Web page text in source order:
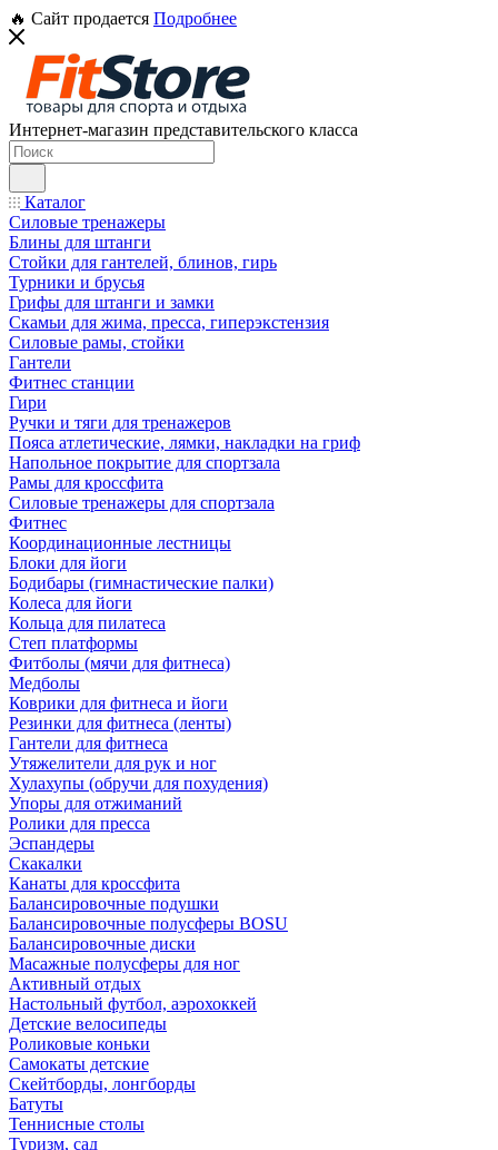
🔥 Сайт продается Подробнее
Интернет-магазин представительского класса
Каталог
Силовые тренажеры
Блины для штанги
Стойки для гантелей, блинов, гирь
Турники и брусья
Грифы для штанги и замки
Скамьи для жима, пресса, гиперэкстензия
Силовые рамы, стойки
Гантели
Фитнес станции
Гири
Ручки и тяги для тренажеров
Пояса атлетические, лямки, накладки на гриф
Напольное покрытие для спортзала
Рамы для кроссфита
Силовые тренажеры для спортзала
Фитнес
Координационные лестницы
Блоки для йоги
Бодибары (гимнастические палки)
Колеса для йоги
Кольца для пилатеса
Степ платформы
Фитболы (мячи для фитнеса)
Медболы
Коврики для фитнеса и йоги
Резинки для фитнеса (ленты)
Гантели для фитнеса
Утяжелители для рук и ног
Хулахупы (обручи для похудения)
Упоры для отжиманий
Ролики для пресса
Эспандеры
Скакалки
Канаты для кроссфита
Балансировочные подушки
Балансировочные полусферы BOSU
Балансировочные диски
Масажные полусферы для ног
Активный отдых
Настольный футбол, аэрохоккей
Детские велосипеды
Роликовые коньки
Самокаты детские
Скейтборды, лонгборды
Батуты
Теннисные столы
Туризм, сад